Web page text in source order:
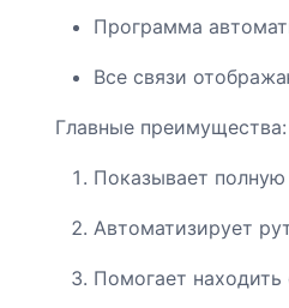
Программа
Все связи
Главные преимущества:
Показывает
Автоматизирует
Помогает